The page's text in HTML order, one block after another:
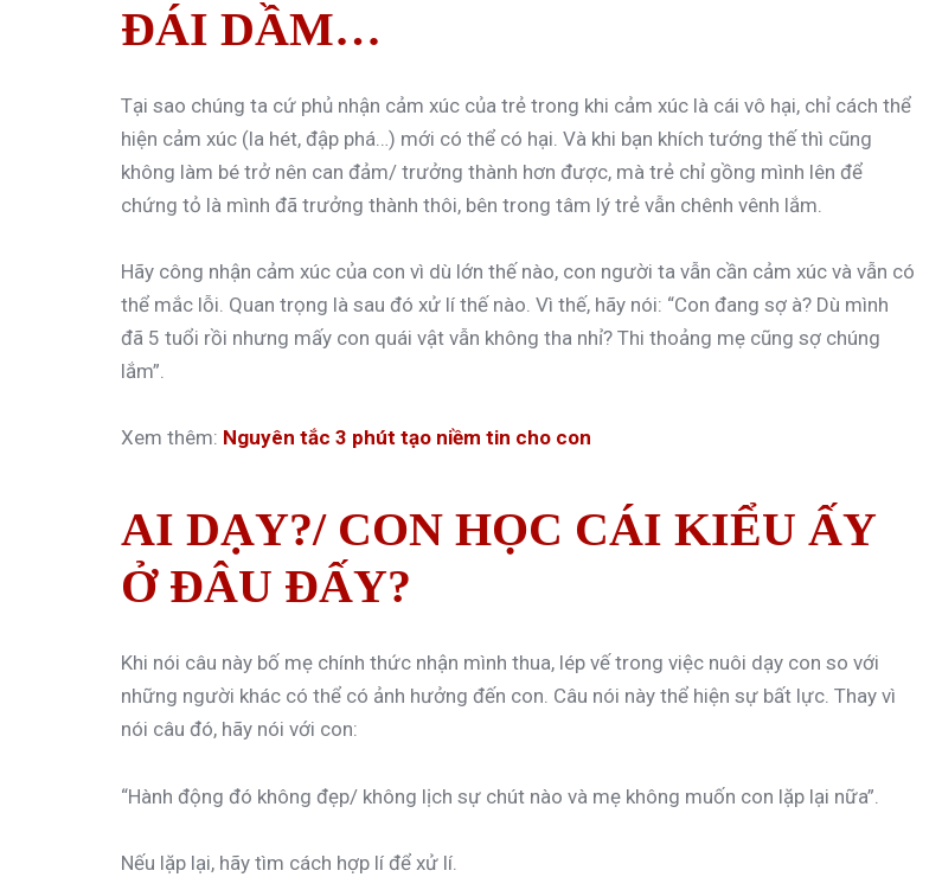
ĐÁI DẦM…
Tại sao chúng ta cứ phủ nhận cảm xúc của trẻ trong khi cảm xúc là cái vô hại, chỉ cách thể
hiện cảm xúc (la hét, đập phá…) mới có thể có hại. Và khi bạn khích tướng thế thì cũng
không làm bé trở nên can đảm/ trưởng thành hơn được, mà trẻ chỉ gồng mình lên để
chứng tỏ là mình đã trưởng thành thôi, bên trong tâm lý trẻ vẫn chênh vênh lắm.
Hãy công nhận cảm xúc của con vì dù lớn thế nào, con người ta vẫn cần cảm xúc và vẫn có
thể mắc lỗi. Quan trọng là sau đó xử lí thế nào. Vì thế, hãy nói: “Con đang sợ à? Dù mình
đã 5 tuổi rồi nhưng mấy con quái vật vẫn không tha nhỉ? Thi thoảng mẹ cũng sợ chúng
lắm”.
Xem thêm: Nguyên tắc 3 phút tạo niềm tin cho con
AI DẠY?/ CON HỌC CÁI KIỂU ẤY
Ở ĐÂU ĐẤY?
Khi nói câu này bố mẹ chính thức nhận mình thua, lép vế trong việc nuôi dạy con so với
những người khác có thể có ảnh hưởng đến con. Câu nói này thể hiện sự bất lực. Thay vì
nói câu đó, hãy nói với con:
“Hành động đó không đẹp/ không lịch sự chút nào và mẹ không muốn con lặp lại nữa”.
Nếu lặp lại, hãy tìm cách hợp lí để xử lí.